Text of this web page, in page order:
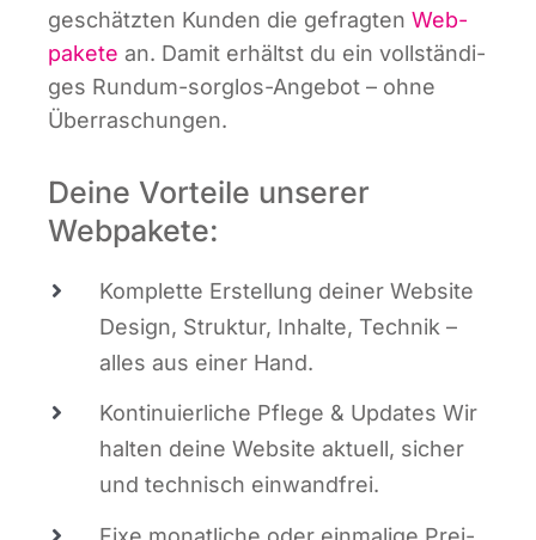
geschätz­ten Kun­den die gefrag­ten Web­
pa­ke­te an. Damit erhältst du ein voll­stän­di­
ges Rund­um-sorg­los-Ange­bot – ohne
Überraschungen.
Deine Vorteile unserer
Webpakete:
Kom­plet­te Erstel­lung dei­ner Web­site
Design, Struk­tur, Inhal­te, Tech­nik –
alles aus einer Hand.
Kon­ti­nu­ier­li­che Pfle­ge & Updates Wir
hal­ten dei­ne Web­site aktu­ell, sicher
und tech­nisch einwandfrei.